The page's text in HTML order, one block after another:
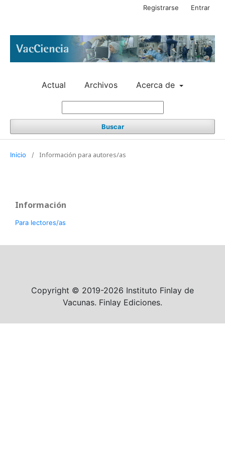
Actual Archivos Acerca de
Buscar
Registrarse Entrar
Inicio / Información para autores/as
Información
Para lectores/as
Copyright © 2019-2026 Instituto Finlay de
Vacunas. Finlay Ediciones.